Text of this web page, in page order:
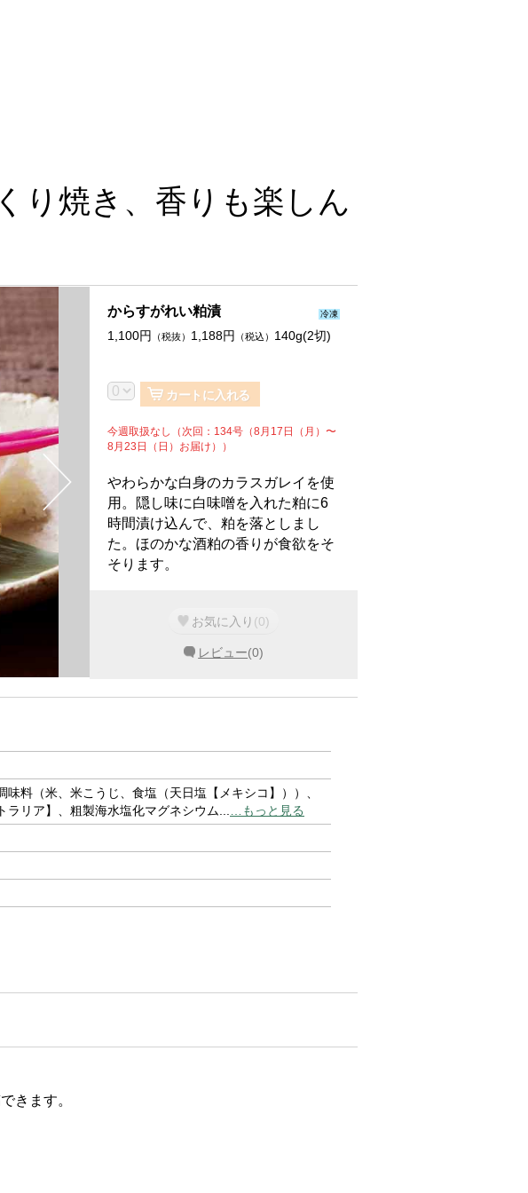
り焼き、香りも楽しん
からすがれい粕漬 冷凍
1,100円 （税抜） 1,188円 （税込） 140g(2切)
カートに入れる
今週取扱なし（次回：134号（8月17日（月）〜
8月23日（日）お届け））
やわらかな白身のカラスガレイを使
用。隠し味に白味噌を入れた粕に6
時間漬け込んで、粕を落としまし
た。ほのかな酒粕の香りが食欲をそ
そります。
お気に入り (0)
レビュー(0)
料（米、米こうじ、食塩（天日塩【メキシコ】））、
ラリア】、粗製海水塩化マグネシウム
…もっと見る
きます。